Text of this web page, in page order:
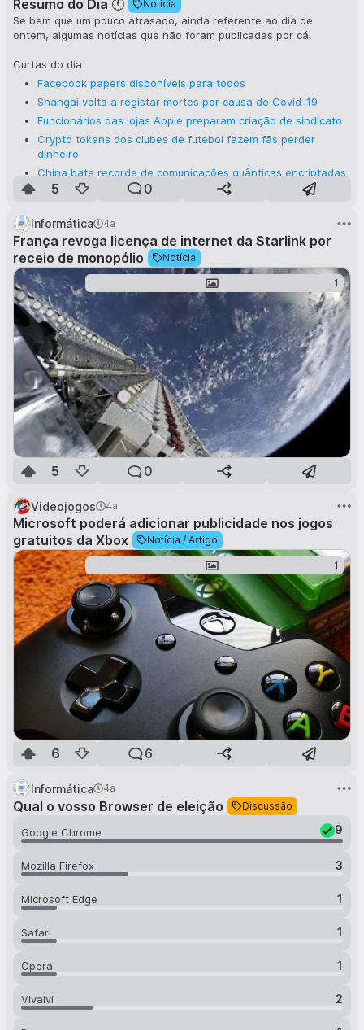
Resumo do Dia 🕚 Notícia
Se bem que um pouco atrasado, ainda referente ao dia de
ontem, algumas notícias que não foram publicadas por cá.
Curtas do dia
Facebook papers disponíveis para todos
Shangai volta a registar mortes por causa de Covid-19
Funcionários das lojas Apple preparam criação de sindicato
Crypto tokens dos clubes de futebol fazem fãs perder
dinheiro
China bate recorde de comunicações quânticas encriptadas
a 102 km de distância
5 0
Informática 4a
França revoga licença de internet da Starlink por
receio de monopólio
Notícia
1
5 0
Videojogos 4a
Microsoft poderá adicionar publicidade nos jogos
gratuitos da Xbox
Notícia / Artigo
1
6 6
Informática 4a
Qual o vosso Browser de eleição Discussão
Google Chrome 9
Mozilla Firefox 3
Microsoft Edge 1
Safari 1
Opera 1
Vivalvi 2